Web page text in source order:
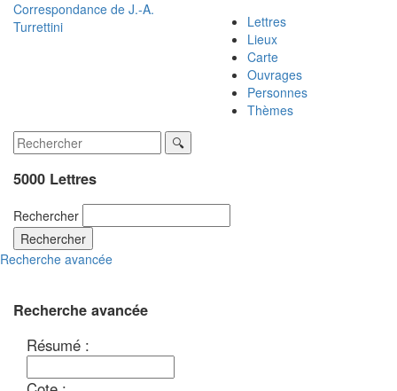
Correspondance de J.-A.
Turrettini
Lettres
Lieux
Carte
Ouvrages
Personnes
Thèmes
5000 Lettres
Rechercher
Rechercher
Recherche avancée
Recherche avancée
Résumé :